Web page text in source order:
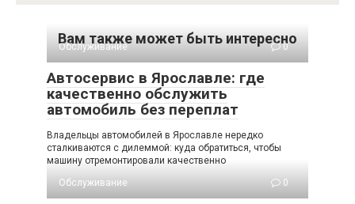
Вам также может быть интересно
Обслуживание 0
Автосервис в Ярославле: где
качественно обслужить
автомобиль без переплат
Владельцы автомобилей в Ярославле нередко
сталкиваются с дилеммой: куда обратиться, чтобы
машину отремонтировали качественно
Обслуживание
0